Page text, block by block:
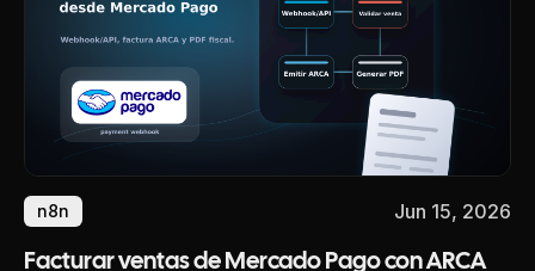
n8n Jun 15, 2026
Facturar ventas de Mercado Pago con ARCA